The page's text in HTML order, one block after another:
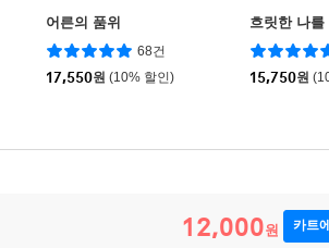
어른의 품위
68건
17,550원 (10% 할인)
흐릿한 나를
15,750원
12,000원 카트